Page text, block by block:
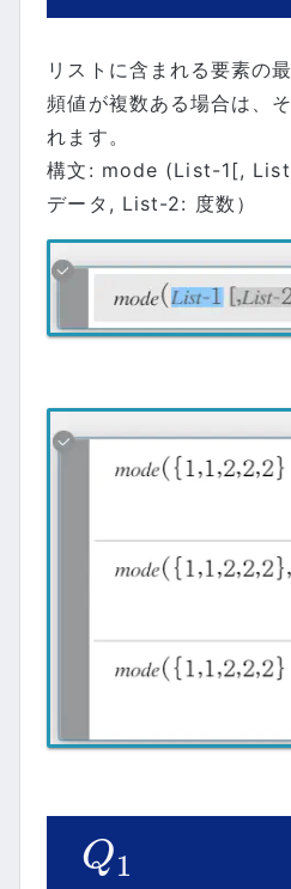
リストに含まれる要素の
頻値が複数ある場合は、
れます。
構文: mode (List-1[,
データ, List-2: 度数）
Q1
Q1